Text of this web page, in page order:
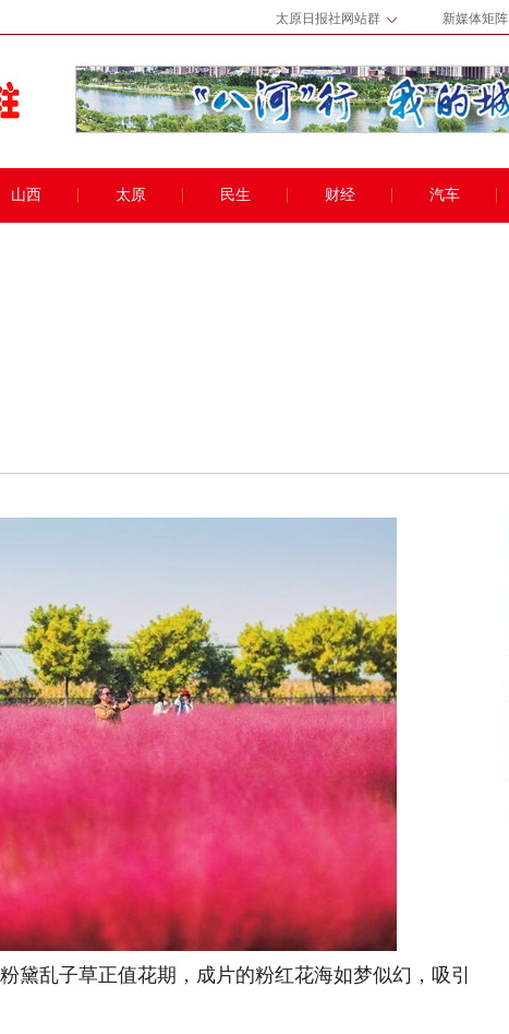
太原日报社网站群 新媒体矩阵
山西 太原 民生 财经 汽车
乱子草正值花期，成片的粉红花海如梦似幻，吸引